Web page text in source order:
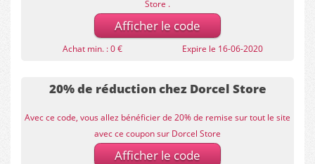
Store .
Afficher le code
Achat min. : 0 € Expire le 16-06-2020
20% de réduction chez Dorcel Store
Avec ce code, vous allez bénéficier de 20% de remise sur tout le site
avec ce coupon sur Dorcel Store
Afficher le code